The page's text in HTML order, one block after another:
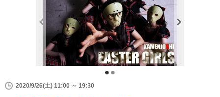
2020/9/26(土) 11:00 ～ 19:30